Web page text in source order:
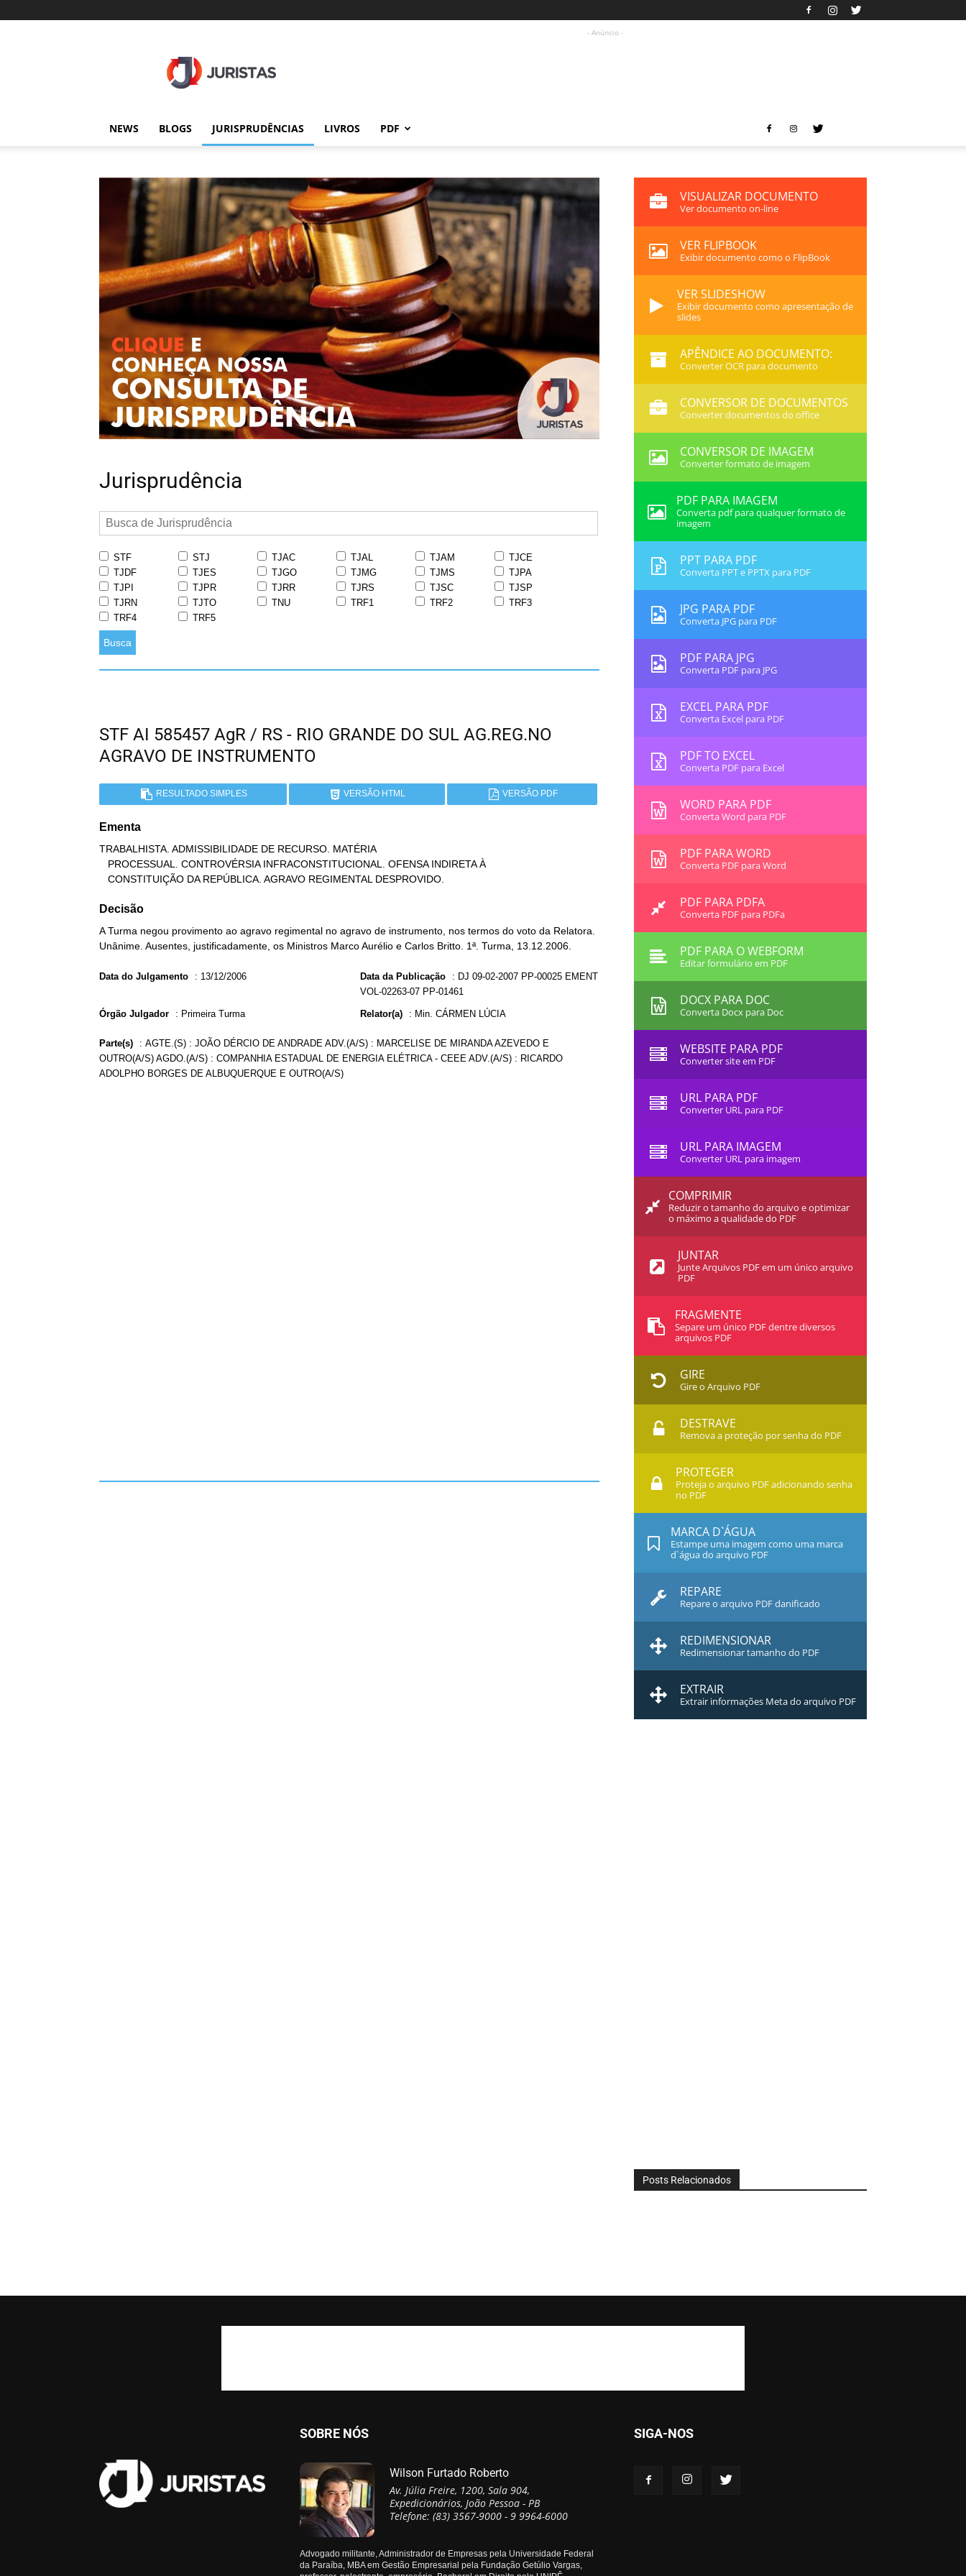
- Anúncio -
NEWS BLOGS JURISPRUDÊNCIAS LIVROS PDF
Jurisprudência
STF STJ TJAC TJAL TJAM
TJCE
TJDF
TJES TJGO TJMG TJMS
TJPA
TJPI
TJPR TJRR TJRS TJSC
TJSP
TJRN
TJTO TNU TRF1 TRF2
TRF3
TRF4
TRF5
Busca
STF AI 585457 AgR / RS - RIO GRANDE DO SUL AG.REG.NO
AGRAVO DE INSTRUMENTO
RESULTADO SIMPLES VERSÃO HTML VERSÃO PDF
Ementa
TRABALHISTA. ADMISSIBILIDADE DE RECURSO. MATÉRIA
   CONSTITUIÇÃO DA REPÚBLICA. AGRAVO REGIMENTAL DESPROVIDO.
Decisão
A Turma negou provimento ao agravo regimental no agravo de instrumento, nos termos do voto da Relatora.
Unânime. Ausentes, justificadamente, os Ministros Marco Aurélio e Carlos Britto. 1ª. Turma, 13.12.2006.
Data do Julgamento : 13/12/2006 Data da Publicação : DJ 09-02-2007 PP-00025 EMENT
VOL-02263-07 PP-01461
Órgão Julgador : Primeira Turma Relator(a) : Min. CÁRMEN LÚCIA
Parte(s) : AGTE.(S) : JOÃO DÉRCIO DE ANDRADE ADV.(A/S) : MARCELISE DE MIRANDA AZEVEDO E
OUTRO(A/S) AGDO.(A/S) : COMPANHIA ESTADUAL DE ENERGIA ELÉTRICA - CEEE ADV.(A/S) : RICARDO
ADOLPHO BORGES DE ALBUQUERQUE E OUTRO(A/S)
VISUALIZAR DOCUMENTO
Ver documento on-line
VER FLIPBOOK
Exibir documento como o FlipBook
VER SLIDESHOW
Exibir documento como apresentação de
slides
APÊNDICE AO DOCUMENTO:
Converter OCR para documento
CONVERSOR DE DOCUMENTOS
Converter documentos do office
CONVERSOR DE IMAGEM
Converter formato de imagem
PDF PARA IMAGEM
Converta pdf para qualquer formato de
imagem
PPT PARA PDF
Converta PPT e PPTX para PDF
JPG PARA PDF
Converta JPG para PDF
PDF PARA JPG
Converta PDF para JPG
EXCEL PARA PDF
Converta Excel para PDF
PDF TO EXCEL
Converta PDF para Excel
WORD PARA PDF
Converta Word para PDF
PDF PARA WORD
Converta PDF para Word
PDF PARA PDFA
Converta PDF para PDFa
PDF PARA O WEBFORM
Editar formulário em PDF
DOCX PARA DOC
Converta Docx para Doc
WEBSITE PARA PDF
Converter site em PDF
URL PARA PDF
Converter URL para PDF
URL PARA IMAGEM
Converter URL para imagem
COMPRIMIR
Reduzir o tamanho do arquivo e optimizar
o máximo a qualidade do PDF
JUNTAR
Junte Arquivos PDF em um único arquivo
PDF
FRAGMENTE
Separe um único PDF dentre diversos
arquivos PDF
GIRE
Gire o Arquivo PDF
DESTRAVE
Remova a proteção por senha do PDF
PROTEGER
Proteja o arquivo PDF adicionando senha
no PDF
MARCA D`ÁGUA
Estampe uma imagem como uma marca
d`água do arquivo PDF
REPARE
Repare o arquivo PDF danificado
REDIMENSIONAR
Redimensionar tamanho do PDF
EXTRAIR
Extrair informações Meta do arquivo PDF
Posts Relacionados
SOBRE NÓS
Wilson Furtado Roberto
Av. Júlia Freire, 1200, Sala 904,
Expedicionários, João Pessoa - PB
Telefone: (83) 3567-9000 - 9 9964-6000
Advogado militante, Administrador de Empresas pela Universidade Federal
da Paraíba, MBA em Gestão Empresarial pela Fundação Getúlio Vargas,
SIGA-NOS